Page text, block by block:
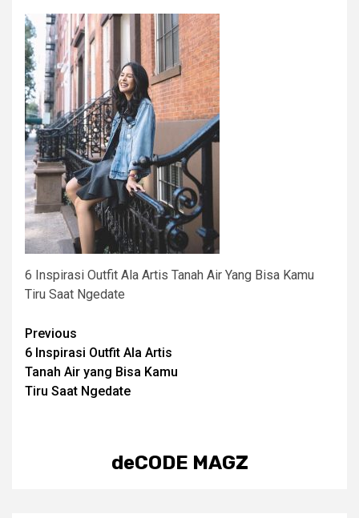
6 Inspirasi Outfit Ala Artis Tanah Air Yang Bisa Kamu
Tiru Saat Ngedate
Post
navigation
Previous
6 Inspirasi Outfit Ala Artis
Tanah Air yang Bisa Kamu
Tiru Saat Ngedate
deCODE MAGZ